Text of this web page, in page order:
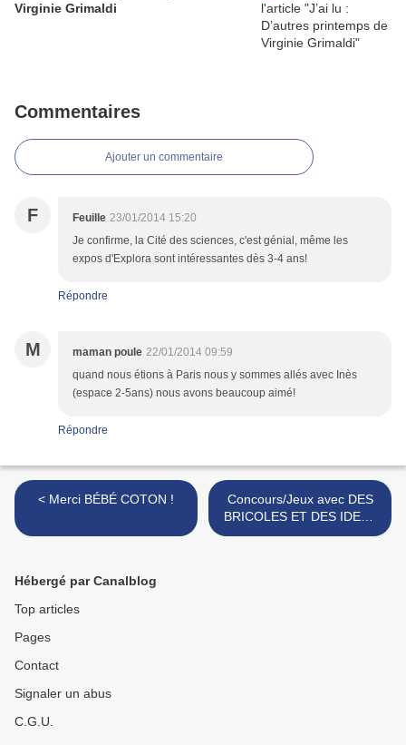
Virginie Grimaldi
Commentaires
Ajouter un commentaire
F Feuille 23/01/2014 15:20
Je confirme, la Cité des sciences, c'est génial, même les
expos d'Explora sont intéressantes dès 3-4 ans!
Répondre
M maman poule 22/01/2014 09:59
quand nous étions à Paris nous y sommes allés avec Inès
(espace 2-5ans) nous avons beaucoup aimé!
Répondre
< Merci BÉBÉ COTON !
Concours/Jeux avec DES
BRICOLES ET DES IDEES
>
Hébergé par Canalblog
Top articles
Pages
Contact
Signaler un abus
C.G.U.